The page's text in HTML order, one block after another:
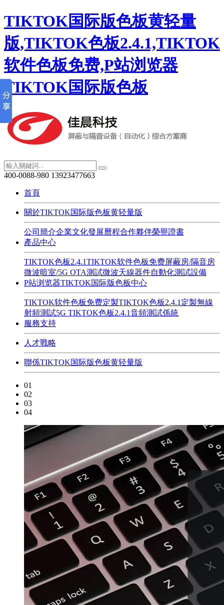
TIKTOK国际版色板黄轻量
版,TIKTOK色板2.4.1,TIKTOK
软件色板免费,P站浏览器
TIKTOK国际版色板
400-0088-980 13923477663
首頁
關於TIKTOK国际版色板黄轻量版
公司簡介企業文化發展曆程合作夥伴榮譽證書
產品中心
TIKTOK色板2.4.1TIKTOK软件色板免费屏蔽房/隔音房
微波暗室/5G OTA測試微波天線器件自動化測試設備
P站浏览器TIKTOK国际版色板中心
TIKTOK软件色板免费定製TIKTOK色板2.4.1定製無線
射頻測試5G TIKTOK色板2.4.1音頻測試係統
服務支持
人才戰略
聯係TIKTOK国际版色板黄轻量版
01
02
03
04